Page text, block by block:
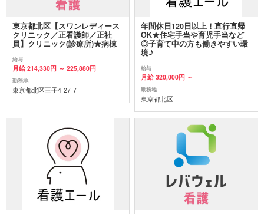
東京都北区【スワンレディース
クリニック／正看護師／正社
員】クリニック(診療所)★病棟
給与
月給 214,330円 ～ 225,880円
勤務地
東京都北区王子4-27-7
年間休日120日以上！直行直帰
OK★住宅手当や育児手当など
◎子育て中の方も働きやすい環
境♪
給与
月給 320,000円 ～
勤務地
東京都北区